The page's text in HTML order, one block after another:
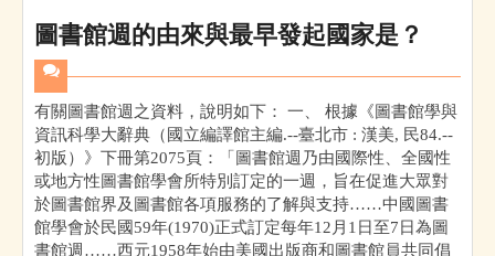
圖書館週的由來與最早發起國家是？
有關圖書館週之資料，說明如下： 一、 根據《圖書館學與
資訊科學大辭典（國立編譯館主編.--臺北市 : 漢美, 民84.--
初版）》下冊第2075頁：「圖書館週乃由國際性、全國性
或地方性圖書館學會所特別訂定的一週，旨在促進大眾對
於圖書館界及圖書館各項服務的了解與支持……中國圖書
館學會於民國59年(1970)正式訂定每年12月1日至7日為圖
書館週……西元1958年始由美國出版商和圖書館員共同倡